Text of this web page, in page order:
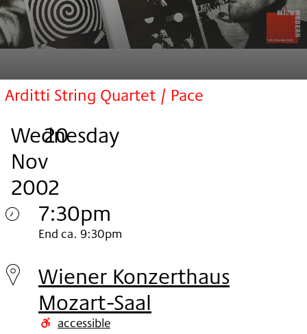
Arditti String Quartet / Pace
Wednesday
, 20
.
Nov
2002
.
7:30pm
Wednesday
20.
Nov
2002
End ca. 9:30pm
Wiener Konzerthaus
Mozart-Saal
accessible